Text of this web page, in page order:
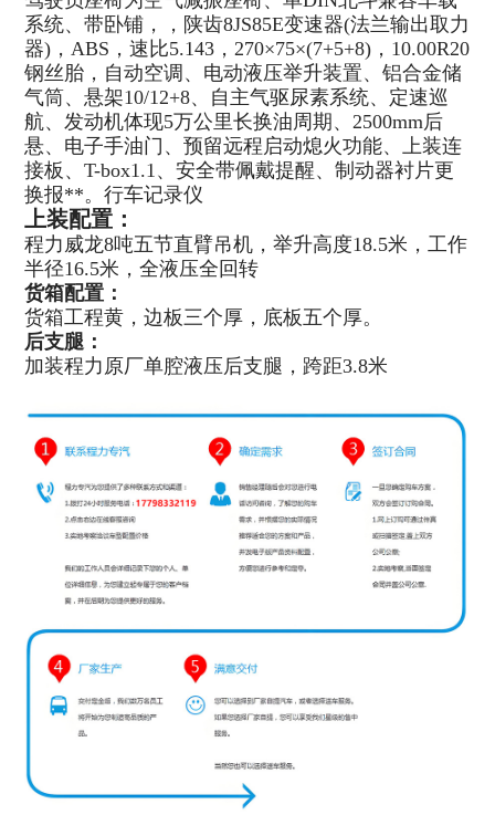
系统、带卧铺，，陕齿8JS85E变速器(法兰输出取力
器)，ABS，速比5.143，270×75×(7+5+8)，10.00R20
钢丝胎，自动空调、电动液压举升装置、铝合金储
气筒、悬架10/12+8、自主气驱尿素系统、定速巡
航、发动机体现5万公里长换油周期、2500mm后
悬、电子手油门、预留远程启动熄火功能、上装连
接板、T-box1.1、安全带佩戴提醒、制动器衬片更
换报**。行车记录仪
上装配置：
程力威龙8吨五节直臂吊机，举升高度18.5米，工作
半径16.5米，全液压全回转
货箱配置：
货箱工程黄，边板三个厚，底板五个厚。
后支腿：
加装程力原厂单腔液压后支腿，跨距3.8米